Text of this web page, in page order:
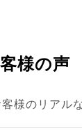
様の声
様のリアル